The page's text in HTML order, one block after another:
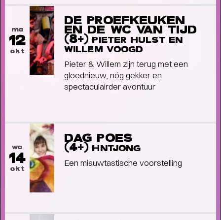
WAAROM MEMBER WORDEN?
member steun je ons én profiteer je van veel
voordelen, zoals voorrang bij de kaartverkoop.
ma
12
okt
DE PROEFKEUKEN
EN DE WC VAN TIJD
(8+) PIETER HULST EN
WILLEM VOOGD
Pieter & Willem zijn terug met een
gloednieuw, nóg gekker en
spectaculairder avontuur
wo
14
okt
DAG POES
(4+) HNTJONG
Een miauwtastische voorstelling